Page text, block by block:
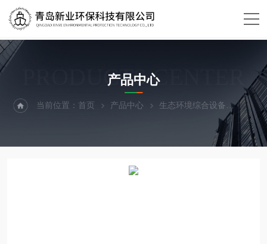
PRODUCTS CENTER
产品中心
当前位置：首页 产品中心 生态环境综合设备 气压表